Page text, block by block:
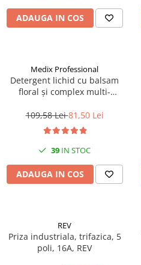
ADAUGA IN COS
Medix Professional
Detergent lichid cu balsam
floral și complex multi-
Professional
109,58 Lei81,50 Lei
39 IN STOC
ADAUGA IN COS
REV
Priza industriala, trifazica, 5
poli, 16A, REV